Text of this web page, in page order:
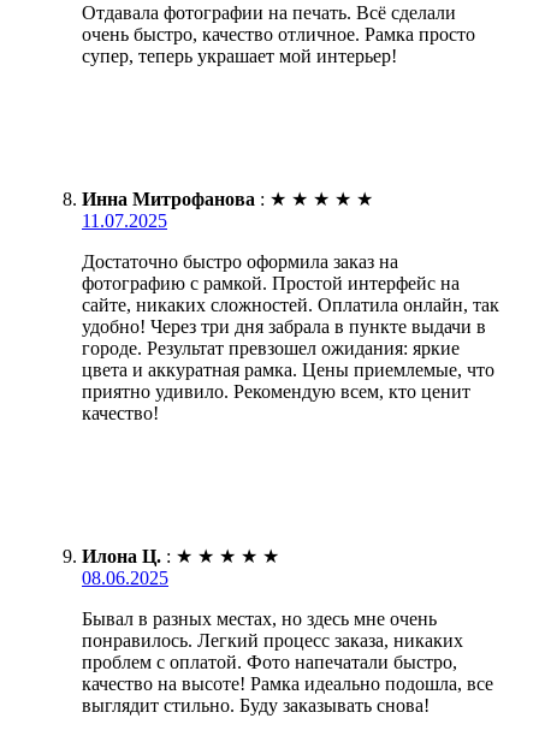
Отдавала фотографии на печать. Всё сделали
очень быстро, качество отличное. Рамка просто
супер, теперь украшает мой интерьер!
Инна Митрофанова : ★ ★ ★ ★ ★
11.07.2025
Достаточно быстро оформила заказ на
фотографию с рамкой. Простой интерфейс на
сайте, никаких сложностей. Оплатила онлайн, так
удобно! Через три дня забрала в пункте выдачи в
городе. Результат превзошел ожидания: яркие
цвета и аккуратная рамка. Цены приемлемые, что
приятно удивило. Рекомендую всем, кто ценит
качество!
Илона Ц. : ★ ★ ★ ★ ★
08.06.2025
Бывал в разных местах, но здесь мне очень
понравилось. Легкий процесс заказа, никаких
проблем с оплатой. Фото напечатали быстро,
качество на высоте! Рамка идеально подошла, все
выглядит стильно. Буду заказывать снова!